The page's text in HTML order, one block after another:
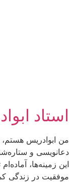
استاد
من ابوادریس
دعانویسی و
این زمینه‌ها،
موفقیت در زندگی